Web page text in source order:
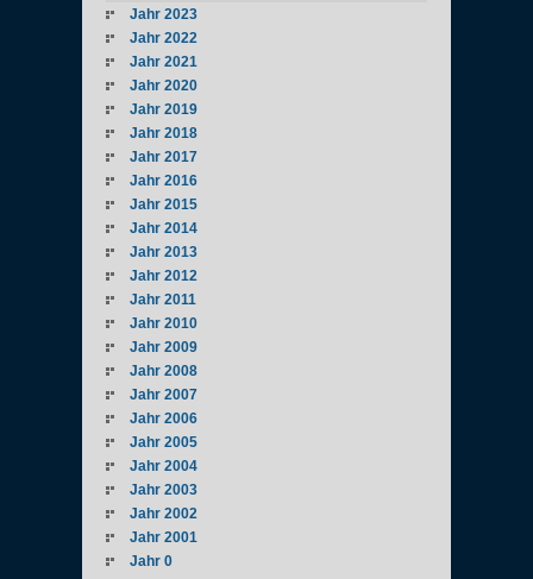
Jahr 2023
Jahr 2022
Jahr 2021
Jahr 2020
Jahr 2019
Jahr 2018
Jahr 2017
Jahr 2016
Jahr 2015
Jahr 2014
Jahr 2013
Jahr 2012
Jahr 2011
Jahr 2010
Jahr 2009
Jahr 2008
Jahr 2007
Jahr 2006
Jahr 2005
Jahr 2004
Jahr 2003
Jahr 2002
Jahr 2001
Jahr 0